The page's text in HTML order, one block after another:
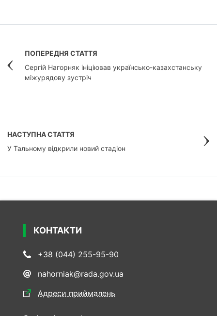
ПОПЕРЕДНЯ СТАТТЯ
Сергій Нагорняк ініціював українсько-казахстанську
міжурядову зустріч
НАСТУПНА СТАТТЯ
У Тальному відкрили новий стадіон
КОНТАКТИ
+38 (044) 255-95-90
nahorniak@rada.gov.ua
Адреси приймалень